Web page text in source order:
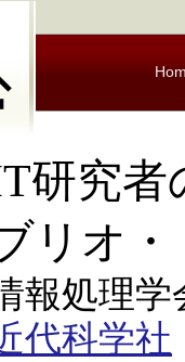
研究者
リオ
報処理学
代科学社